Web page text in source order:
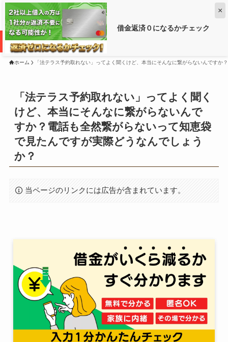
借金返済０になるかチェック
×
借金がいくら減るか調べるなら ➡
ホーム 「法テラス予約取れない」ってよく聞くけど、本当にそんなに繋がらないんです
「法テラス予約取れない」ってよく聞く
けど、本当にそんなに繋がらないんで
すか？電話も全然繋がらないって知恵袋
で見たんですが実際どうなんでしょう
か？
当ページのリンクには広告が含まれています。